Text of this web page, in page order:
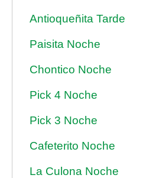
Antioqueñita Tarde
Paisita Noche
Chontico Noche
Pick 4 Noche
Pick 3 Noche
Cafeterito Noche
La Culona Noche